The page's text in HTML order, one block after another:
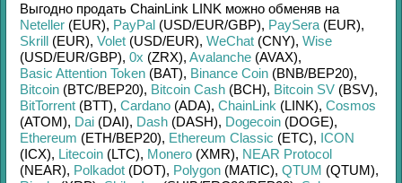
Выгодно продать ChainLink LINK можно обменяв на
Neteller (EUR), PayPal (USD/EUR/GBP), PaySera (EUR),
Skrill (EUR), Volet (USD/EUR), WeChat (CNY), Wise
(USD/EUR/GBP), 0x (ZRX), Avalanche (AVAX),
Basic Attention Token (BAT), Binance Coin (BNB/BEP20),
Bitcoin (BTC/BEP20), Bitcoin Cash (BCH), Bitcoin SV (BSV),
BitTorrent (BTT), Cardano (ADA), ChainLink (LINK), Cosmos
(ATOM), Dai (DAI), Dash (DASH), Dogecoin (DOGE),
Ethereum (ETH/BEP20), Ethereum Classic (ETC), ICON
(ICX), Litecoin (LTC), Monero (XMR), NEAR Protocol
(NEAR), Polkadot (DOT), Polygon (MATIC), QTUM (QTUM),